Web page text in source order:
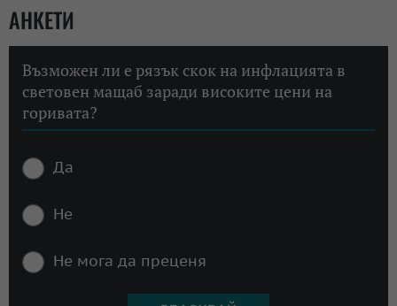
АНКЕТИ
Възможен ли е рязък скок на инфлацията в
световен мащаб заради високите цени на
горивата?
Да
Не
Не мога да преценя